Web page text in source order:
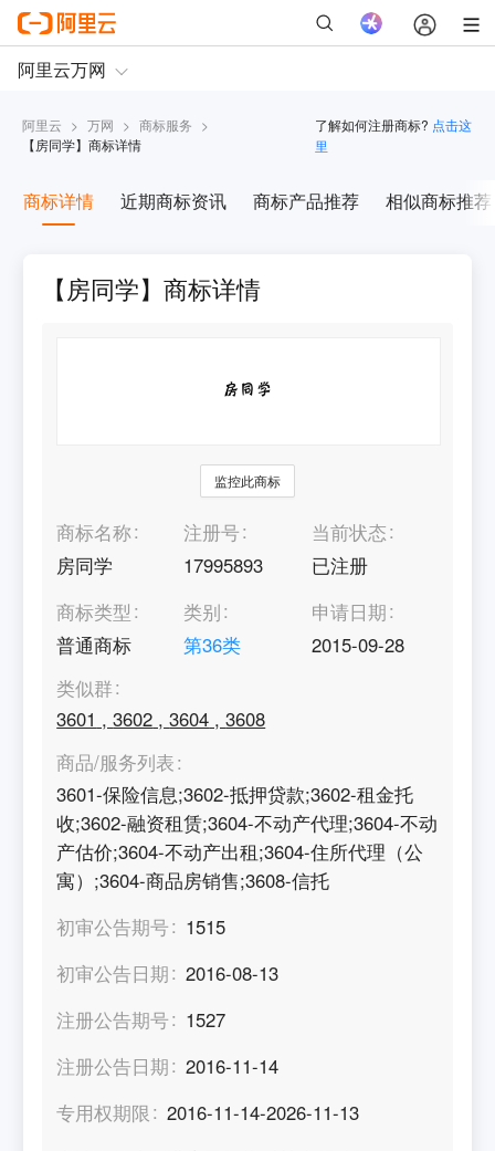
阿里云 > 万网 > 商标服务 >
【房同学】商标详情
了解如何注册商标? 点击这
里
商标详情 近期商标资讯 商标产品推荐 相似商标推荐
【房同学】商标详情
监控此商标
商标名称
房同学
注册号
17995893
当前状态
已注册
商标类型
普通商标
类别
第36类
申请日期
2015-09-28
类似群
3601 ,3602 ,3604 ,3608
商品/服务列表
3601-保险信息;3602-抵押贷款;3602-租金托
收;3602-融资租赁;3604-不动产代理;3604-不动
产估价;3604-不动产出租;3604-住所代理（公
寓）;3604-商品房销售;3608-信托
初审公告期号
1515
初审公告日期
2016-08-13
注册公告期号
1527
注册公告日期
2016-11-14
专用权期限
2016-11-14-2026-11-13